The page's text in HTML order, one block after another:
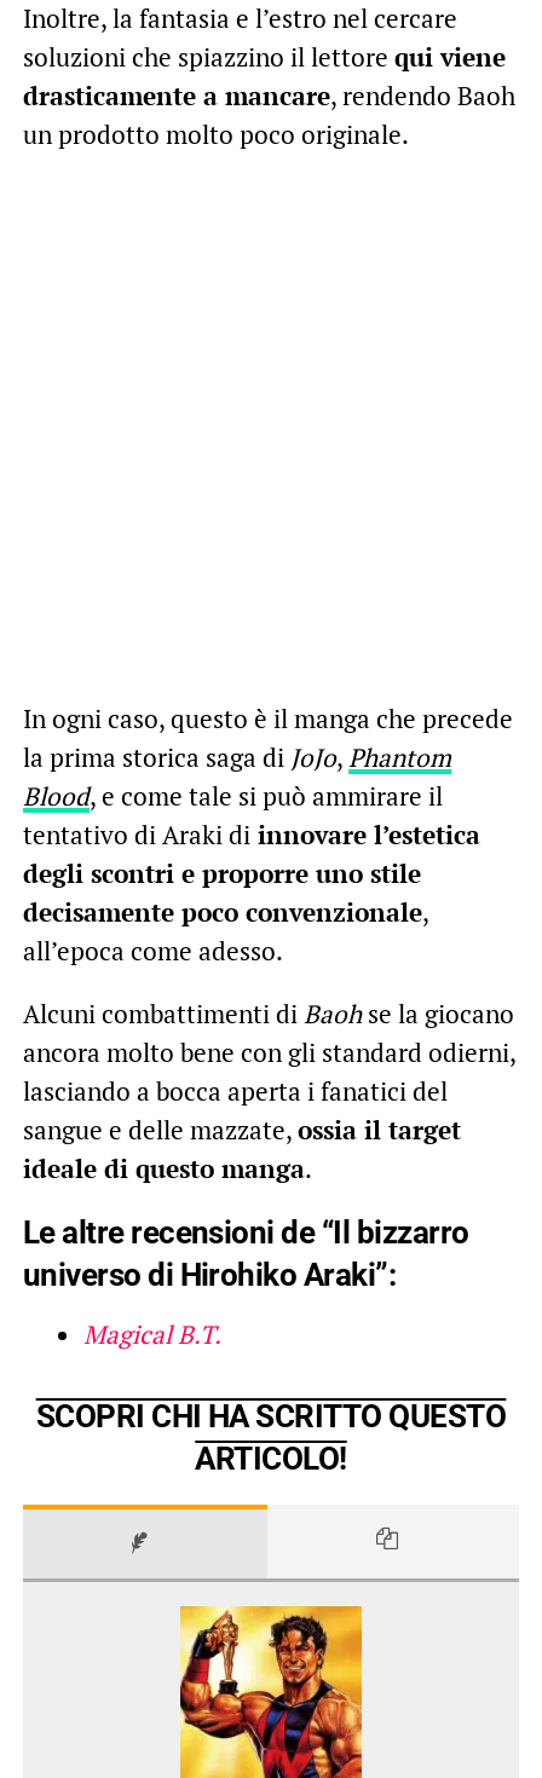
Inoltre, la fantasia e l’estro nel cercare
soluzioni che spiazzino il lettore qui viene
drasticamente a mancare, rendendo Baoh
un prodotto molto poco originale.
In ogni caso, questo è il manga che precede
la prima storica saga di JoJo,Phantom
Blood, e come tale si può ammirare il
tentativo di Araki diinnovare l’estetica
degli scontri e proporre uno stile
decisamente poco convenzionale,
all’epoca come adesso.
Alcuni combattimenti diBaohse la giocano
ancora molto bene con gli standard odierni,
lasciando a bocca aperta i fanatici del
sangue e delle mazzate,ossia il target
ideale di questo manga.
Le altre recensioni de “Il bizzarro
universo di Hirohiko Araki”:
Magical B.T.
SCOPRI CHI HA SCRITTO QUESTO
ARTICOLO!